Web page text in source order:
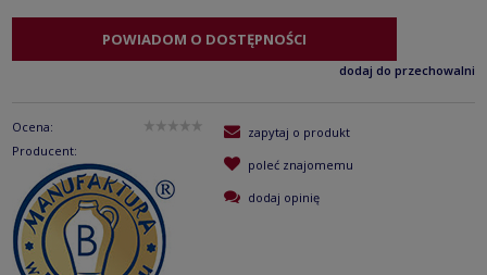
POWIADOM O DOSTĘPNOŚCI
dodaj do przechowalni
Ocena:
Producent:
zapytaj o produkt
poleć znajomemu
dodaj opinię